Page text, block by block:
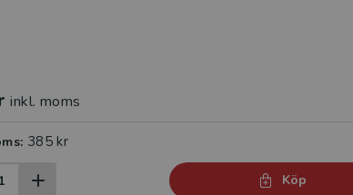
inkl. moms
385 kr
Köp